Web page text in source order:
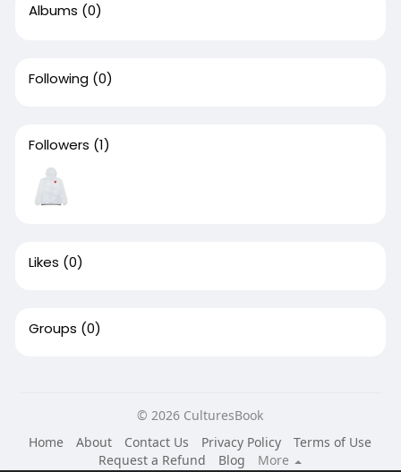
Albums (0)
Following (0)
Followers (1)
Likes (0)
Groups (0)
© 2026 CulturesBook
Home
About Contact Us Privacy Policy
Terms of Use
Request a Refund
Blog More